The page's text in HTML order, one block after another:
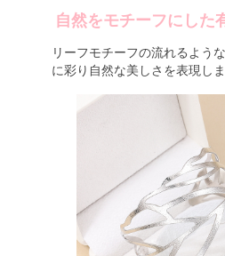
自然をモチーフにした
リーフモチーフの流れるよう
に彩り自然な美しさを表現し